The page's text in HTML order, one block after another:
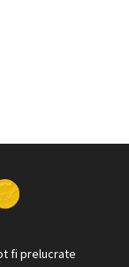
fi prelucrate